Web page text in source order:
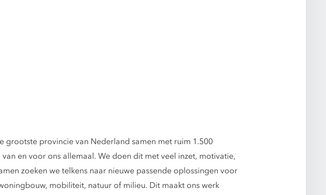
provincie van Nederland samen met ruim 1.500
en voor ons allemaal. We doen dit met veel inzet, motivatie,
zoeken we telkens naar nieuwe passende oplossingen voor
mobiliteit, natuur of milieu. Dit maakt ons werk